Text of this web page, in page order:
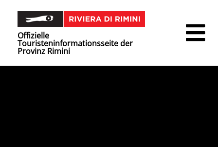
Offizielle
Touristeninformationsseite der
Provinz Rimini